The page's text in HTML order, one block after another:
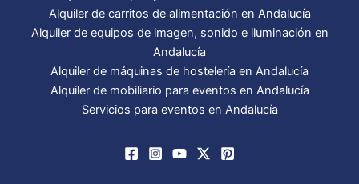
Alquiler de carritos de alimentación en Andalucía
Alquiler de equipos de imagen, sonido e iluminación en
Andalucía
Alquiler de máquinas de hostelería en Andalucía
Alquiler de mobiliario para eventos en Andalucía
Servicios para eventos en Andalucía